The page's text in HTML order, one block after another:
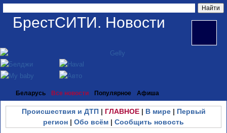
БрестСИТИ. Новости
Беларусь Все новости Популярное Афиша
Происшествия и ДТП| ГЛАВНОЕ| В мире| Первый
регион | Обо всём | Сообщить новость